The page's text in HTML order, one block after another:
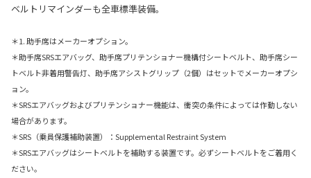
ベルトリマインダーも全車標準装備。
＊1. 助手席はメーカーオプション。
＊助手席SRSエアバッグ、助手席プリテンショナー機構付シートベルト、助手席シー
トベルト非着用警告灯、助手席アシストグリップ（2個）はセットでメーカーオプシ
ョン。
＊SRSエアバッグおよびプリテンショナー機能は、衝突の条件によっては作動しない
場合があります。
＊SRS（乗員保護補助装置）：Supplemental Restraint System
＊SRSエアバッグはシートベルトを補助する装置です。必ずシートベルトをご着用く
ださい。